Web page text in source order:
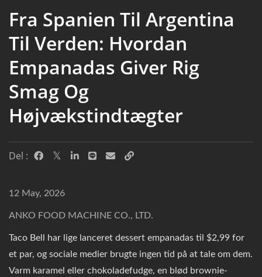
Fra Spanien Til Argentina
Til Verden: Hvordan
Empanadas Giver Rig
Smag Og
Højvækstindtægter
Del :
12 May, 2026
ANKO FOOD MACHINE CO., LTD.
Taco Bell har lige lanceret dessert empanadas til $2,99 for
et par, og sociale medier brugte ingen tid på at tale om dem.
Varm karamel eller chokoladefudge, en blød brownie-